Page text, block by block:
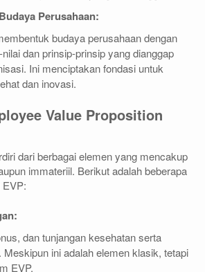
Perusahaan:
budaya perusahaan dengan
dan prinsip-prinsip yang dianggap
Ini menciptakan fondasi untuk
dan inovasi.
Value Proposition
dari berbagai elemen yang mencakup
immateriil. Berikut adalah beberapa
dan tunjangan kesehatan serta
Meskipun ini adalah elemen klasik, tetapi
EVP.